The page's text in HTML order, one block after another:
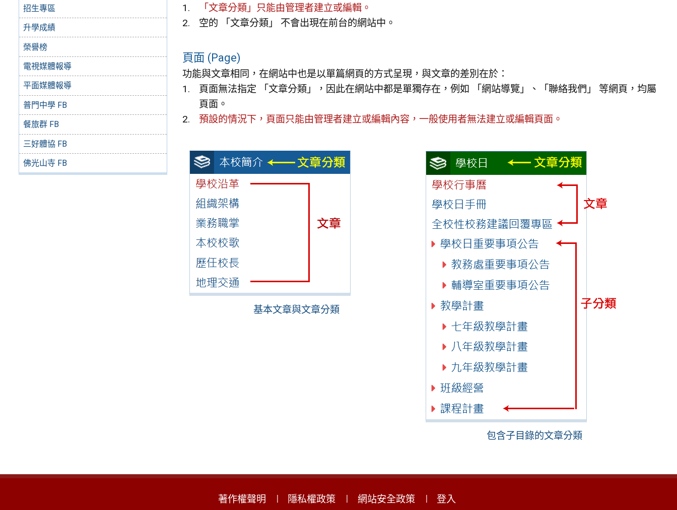
招生專區
升學成績
榮譽榜
電視媒體報導
平面媒體報導
普門中學 FB
餐旅群 FB
三好體協 FB
佛光山寺 FB
「文章分類」只能由管理者建立或編輯。
空的 「文章分類」 不會出現在前台的網站中。
頁面 (Page)
功能與文章相同，在網站中也是以單篇網頁的方式呈現，與文章的差別在於：
頁面無法指定 「文章分類」，因此在網站中都是單獨存在，例如 「網站導覽」、「聯絡我們」 等網頁，均屬
頁面。
預設的情況下，頁面只能由管理者建立或編輯內容，一般使用者無法建立或編輯頁面。
基本文章與文章分類
包含子目錄的文章分類
著作權聲明 隱私權政策 網站安全政策 登入